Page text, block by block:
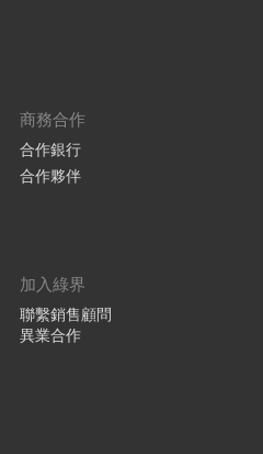
商務合作
合作銀行
合作夥伴
加入綠界
聯繫銷售顧問
異業合作